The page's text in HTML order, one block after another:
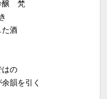
醸 梵
た酒
はの
韻を引く